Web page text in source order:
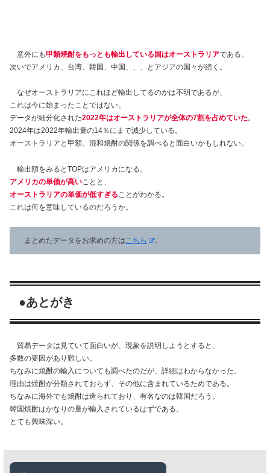
意外にも甲類焼酎をもっとも輸出している国はオーストラリアである。
次いでアメリカ、台湾、韓国、中国、、、とアジアの国々が続く。
なぜオーストラリアにこれほど輸出してるのかは不明であるが、
これは今に始まったことではない。
データが細分化された2022年はオーストラリアが全体の7割を占めていた。
2024年は2022年輸出量の14％にまで減少している。
オーストラリアと甲類、混和焼酎の関係を調べると面白いかもしれない。
輸出額をみるとTOPはアメリカになる。
アメリカの単価が高いことと、
オーストラリアの単価が低すぎることがわかる。
これは何を意味しているのだろうか。
まとめたデータをお求めの方は こちら 。
●あとがき
貿易データは見ていて面白いが、現象を説明しようとすると、
多数の要因があり難しい。
ちなみに焼酎の輸入についても調べたのだが、詳細はわからなかった。
理由は焼酎が分類されておらず、その他に含まれているためである。
ちなみに海外でも焼酎は造られており、有名なのは韓国だろう。
韓国焼酎はかなりの量が輸入されているはずである。
とても興味深い。